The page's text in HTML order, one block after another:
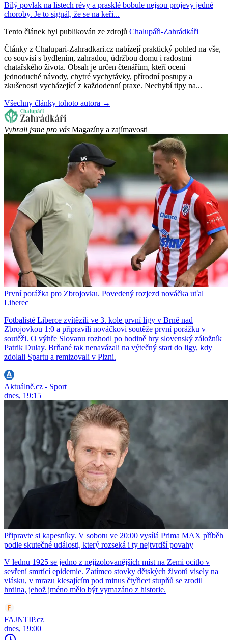
Bílý povlak na listech révy a prasklé bobule nejsou projevy jedné
choroby. Je to signál, že se na keři...
Tento článek byl publikován ze zdrojů Chalupáři-Zahrádkáři
Články z Chalupari-Zahradkari.cz nabízejí praktický pohled na vše,
co souvisí s bydlením, zahradou, údržbou domu i radostmi
chatařského života. Obsah je určen čtenářům, kteří ocení
jednoduché návody, chytré vychytávky, přírodní postupy a
zkušenosti vycházející z každodenní praxe. Nechybí tipy na...
Všechny články tohoto autora →
Vybrali jsme pro vás Magazíny a zajímavosti
První porážka pro Zbrojovku. Povedený rozjezd nováčka uťal
Liberec
Fotbalisté Liberce zvítězili ve 3. kole první ligy v Brně nad
Zbrojovkou 1:0 a připravili nováčkovi soutěže první porážku v
soutěži. O výhře Slovanu rozhodl po hodině hry slovenský záložník
Patrik Dulay. Brňané tak nenavázali na výtečný start do ligy, kdy
zdolali Spartu a remizovali v Plzni.
Aktuálně.cz - Sport
dnes, 19:15
Připravte si kapesníky. V sobotu ve 20:00 vysílá Prima MAX příběh
podle skutečné události, který rozseká i ty nejtvrdší povahy
V lednu 1925 se jedno z nejizolovanějších míst na Zemi ocitlo v
sevření smrtící epidemie. Zatímco stovky dětských životů visely na
vlásku, v mrazu klesajícím pod minus čtyřicet stupňů se zrodil
hrdina, jehož jméno mělo být vymazáno z historie.
FAJNTIP.cz
dnes, 19:00